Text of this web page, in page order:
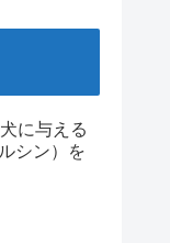
に与える
シン）を